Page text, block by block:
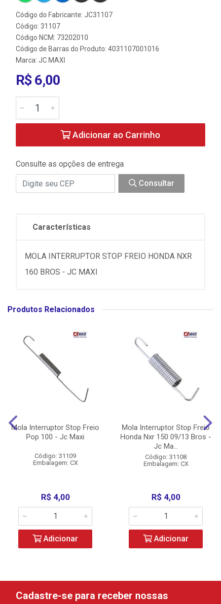
Código do Fabricante: JC31107
Código: 31107
Código NCM: 73202010
Código de Barras do Produto: 4031107001016
Marca: JC MAXI
R$ 6,00
Adicionar ao Carrinho
Consulte as opções de entrega
Consultar
Características
MOLA INTERRUPTOR STOP FREIO HONDA NXR
160 BROS - JC MAXI
Produtos Relacionados
Mola Interruptor Stop Freio
Pop 100 - Jc Maxi
Código: 31109
Embalagem: CX
R$ 4,00
Adicionar
Mola Interruptor Stop Freio
Honda Nxr 150 09/13 Bros -
Jc Ma...
Código: 31108
Embalagem: CX
R$ 4,00
Adicionar
Cadastre-se para receber nossas